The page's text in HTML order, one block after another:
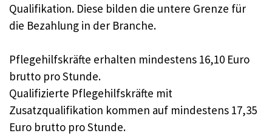
Qualifikation. Diese bilden die untere Grenze für
die Bezahlung in der Branche.
Pflegehilfskräfte erhalten mindestens 16,10 Euro
brutto pro Stunde.
Qualifizierte Pflegehilfskräfte mit
Zusatzqualifikation kommen auf mindestens 17,35
Euro brutto pro Stunde.